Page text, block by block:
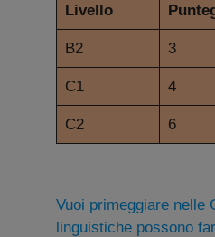
Livello
B2 3
C1 4
C2 6
Vuoi primeggiare nelle
linguistiche possono